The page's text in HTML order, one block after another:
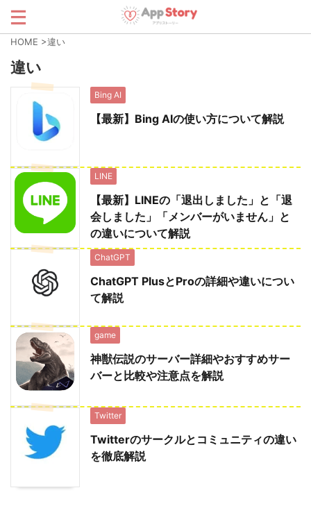
HOME >違い
違い
Bing AI
【最新】Bing AIの使い方について解説
LINE
【最新】LINEの「退出しました」と「退
会しました」「メンバーがいません」と
の違いについて解説
ChatGPT
ChatGPT PlusとProの詳細や違いについ
て解説
game
神獣伝説のサーバー詳細やおすすめサー
バーと比較や注意点を解説
Twitter
Twitterのサークルとコミュニティの違い
を徹底解説